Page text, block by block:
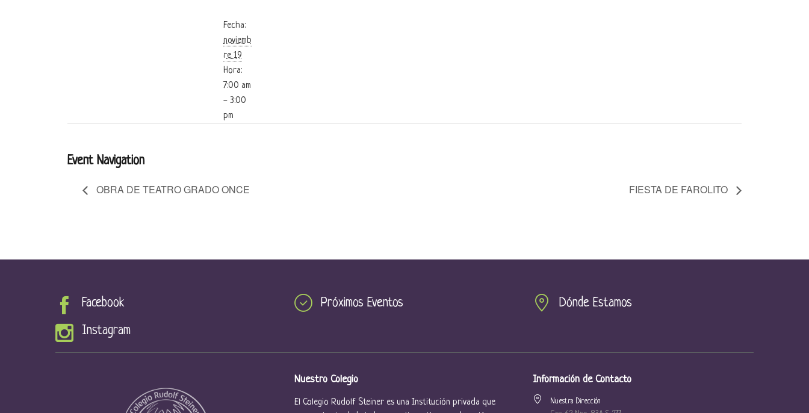
Fecha:
noviemb
re 19
Hora:
7:00 am
- 3:00
pm
Event Navigation
OBRA DE TEATRO GRADO ONCE FIESTA DE FAROLITO
Facebook
Instagram
Próximos Eventos Dónde Estamos
Nuestro Colegio
El Colegio Rudolf Steiner es una Institución privada que
Información de Contacto
Nuestra Dirección